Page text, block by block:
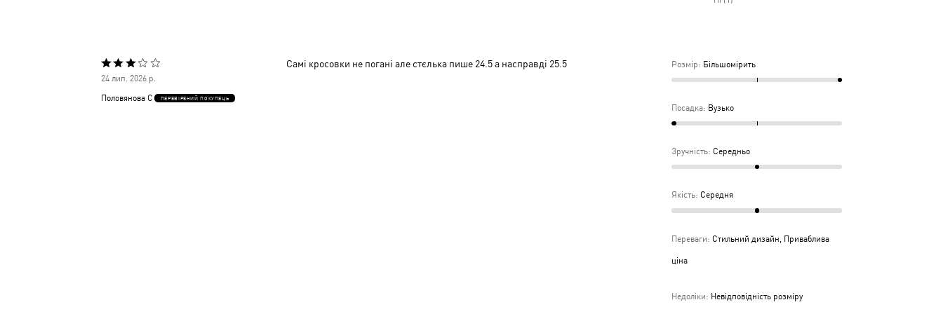
Оцінено
24 лип. 2026 р.
Половянова С ПЕРЕВІРЕНИЙ ПОКУПЕЦЬ
Самі кросовки не погані але стєлька пише 24.5 а насправді 25.5 Розмір: Більшомірить
Посадка: Вузько
Зручність: Середньо
Якість: Середня
Переваги: Стильний дизайн, Приваблива
ціна
Недоліки: Невідповідність розміру